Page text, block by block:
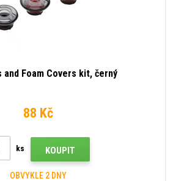
and Foam Covers kit, černý
88 Kč
ks KOUPIT
OBVYKLE 2 DNY